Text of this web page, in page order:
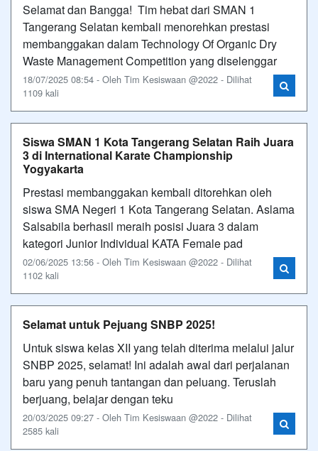
Selamat dan Bangga! Tim hebat dari SMAN 1
Tangerang Selatan kembali menorehkan prestasi
membanggakan dalam Technology Of Organic Dry
Waste Management Competition yang diselenggar
18/07/2025 08:54 - Oleh Tim Kesiswaan @2022 - Dilihat
1109 kali
Siswa SMAN 1 Kota Tangerang Selatan Raih Juara
3 di International Karate Championship
Yogyakarta
Prestasi membanggakan kembali ditorehkan oleh
siswa SMA Negeri 1 Kota Tangerang Selatan. Aslama
Salsabila berhasil meraih posisi Juara 3 dalam
kategori Junior Individual KATA Female pad
02/06/2025 13:56 - Oleh Tim Kesiswaan @2022 - Dilihat
1102 kali
Selamat untuk Pejuang SNBP 2025!
Untuk siswa kelas XII yang telah diterima melalui jalur
SNBP 2025, selamat! Ini adalah awal dari perjalanan
baru yang penuh tantangan dan peluang. Teruslah
berjuang, belajar dengan teku
20/03/2025 09:27 - Oleh Tim Kesiswaan @2022 - Dilihat
2585 kali